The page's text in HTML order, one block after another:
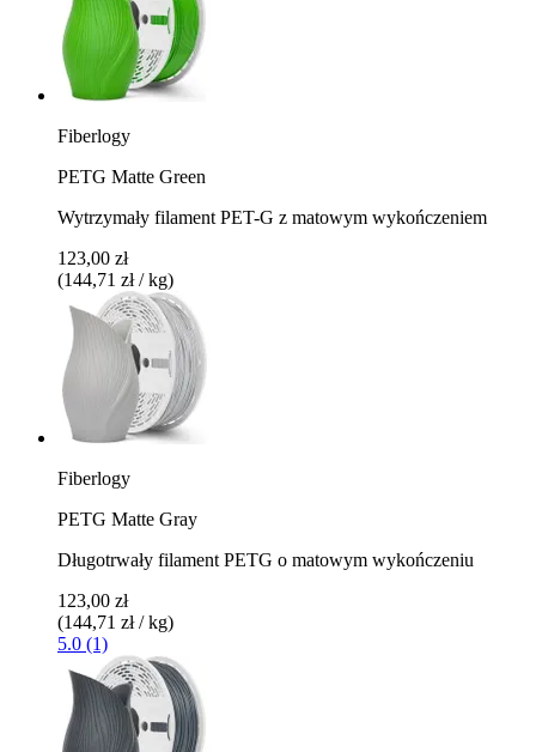
Fiberlogy
PETG Matte Green
Wytrzymały filament PET-G z matowym wykończeniem
123,00 zł
(144,71 zł / kg)
Fiberlogy
PETG Matte Gray
Długotrwały filament PETG o matowym wykończeniu
123,00 zł
(144,71 zł / kg)
5.0 (1)